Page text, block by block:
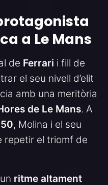
a Le Mans
de Ferrari i fill de
el seu nivell d’elit
amb una meritòria
de Le Mans. A
, Molina i el seu
repetir el triomf de
ritme altament